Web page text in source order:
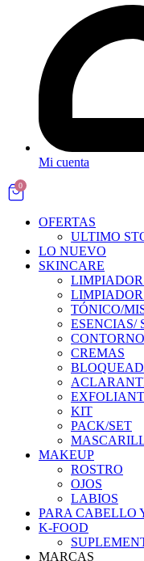
Mi cuenta
0
OFERTAS
ULTIMO
LO NUEVO
SKINCARE
TÓNICO/
ESENCIAS/
CREMAS
KIT
PACK/SET
MAKEUP
ROSTRO
OJOS
LABIOS
PARA CABELLO
K-FOOD
MARCAS